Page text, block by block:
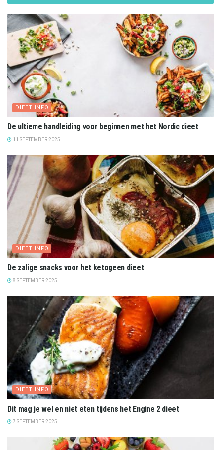
DIEET INFO
De ultieme handleiding voor beginnen met het Nordic dieet
11 SEPTEMBER 2025
DIEET INFO
De zalige snacks voor het ketogeen dieet
8 SEPTEMBER 2025
DIEET INFO
Dit mag je wel en niet eten tijdens het Engine 2 dieet
7 SEPTEMBER 2025